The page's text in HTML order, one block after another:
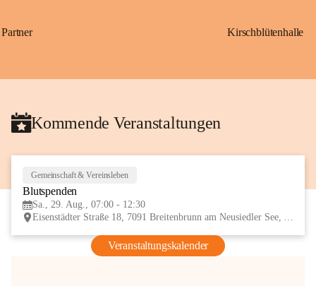
Partner Kirschblütenhalle
Kommende Veranstaltungen
Gemeinschaft & Vereinsleben
Blutspenden
Sa., 29. Aug., 07:00 - 12:30
Eisenstädter Straße 18, 7091 Breitenbrunn am Neusiedler See, AUT
Veranstaltungskalender